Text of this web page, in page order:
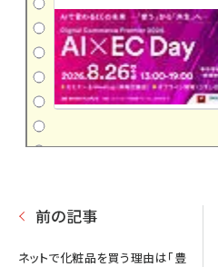
前の記事
ネットで化粧品を買う理由は「豊